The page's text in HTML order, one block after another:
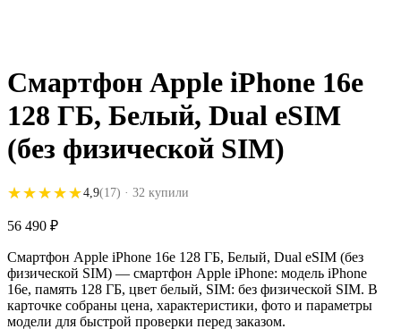
Смартфон Apple iPhone 16e
128 ГБ, Белый, Dual eSIM
(без физической SIM)
★★★★★
★★★★★4,9(17) · 32 купили
56 490 ₽
Смартфон Apple iPhone 16e 128 ГБ, Белый, Dual eSIM (без
физической SIM) — смартфон Apple iPhone: модель iPhone
16e, память 128 ГБ, цвет белый, SIM: без физической SIM. В
карточке собраны цена, характеристики, фото и параметры
модели для быстрой проверки перед заказом.